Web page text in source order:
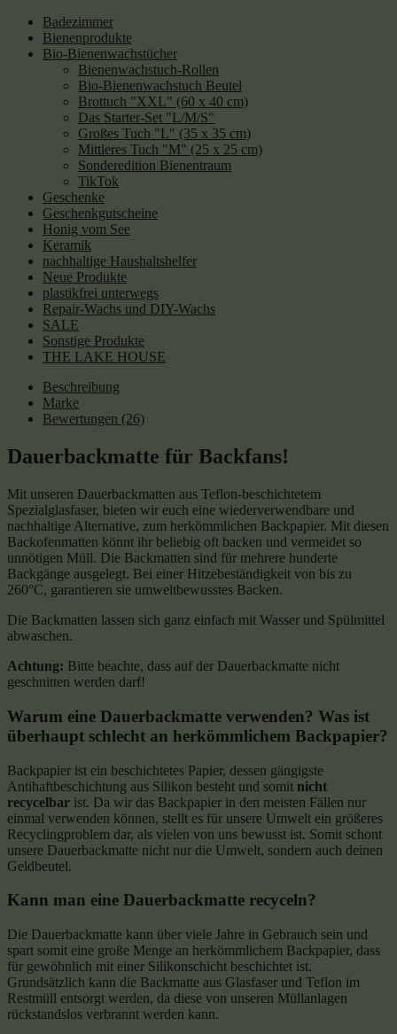
Badezimmer
Bienenprodukte
Bio-Bienenwachstücher
Bienenwachstuch-Rollen
Bio-Bienenwachstuch Beutel
Brottuch "XXL" (60 x 40 cm)
Das Starter-Set "L/M/S"
Großes Tuch "L" (35 x 35 cm)
Mittleres Tuch "M" (25 x 25 cm)
Sonderedition Bienentraum
TikTok
Geschenke
Geschenkgutscheine
Honig vom See
Keramik
nachhaltige Haushaltshelfer
Neue Produkte
plastikfrei unterwegs
Repair-Wachs und DIY-Wachs
SALE
Sonstige Produkte
THE LAKE HOUSE
Beschreibung
Marke
Bewertungen (26)
Dauerbackmatte für Backfans!
Mit unseren Dauerbackmatten aus Teflon-beschichtetem
Spezialglasfaser, bieten wir euch eine wiederverwendbare und
nachhaltige Alternative, zum herkömmlichen Backpapier. Mit diesen
Backofenmatten könnt ihr beliebig oft backen und vermeidet so
unnötigen Müll. Die Backmatten sind für mehrere hunderte
Backgänge ausgelegt. Bei einer Hitzebeständigkeit von bis zu
260°C, garantieren sie umweltbewusstes Backen.
Die Backmatten lassen sich ganz einfach mit Wasser und Spülmittel
abwaschen.
Achtung: Bitte beachte, dass auf der Dauerbackmatte nicht
geschnitten werden darf!
Warum eine Dauerbackmatte verwenden? Was ist
überhaupt schlecht an herkömmlichem Backpapier?
Backpapier ist ein beschichtetes Papier, dessen gängigste
Antihaftbeschichtung aus Silikon besteht und somit nicht
recycelbar ist. Da wir das Backpapier in den meisten Fällen nur
einmal verwenden können, stellt es für unsere Umwelt ein größeres
Recyclingproblem dar, als vielen von uns bewusst ist. Somit schont
unsere Dauerbackmatte nicht nur die Umwelt, sondern auch deinen
Geldbeutel.
Kann man eine Dauerbackmatte recyceln?
Die Dauerbackmatte kann über viele Jahre in Gebrauch sein und
spart somit eine große Menge an herkömmlichem Backpapier, dass
für gewöhnlich mit einer Silikonschicht beschichtet ist.
Grundsätzlich kann die Backmatte aus Glasfaser und Teflon im
Restmüll entsorgt werden, da diese von unseren Müllanlagen
rückstandslos verbrannt werden kann.